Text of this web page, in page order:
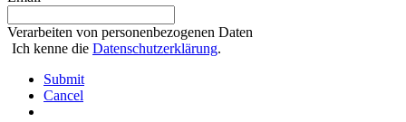
Verarbeiten von personenbezogenen Daten
Ich kenne die Datenschutzerklärung.
Submit
Cancel